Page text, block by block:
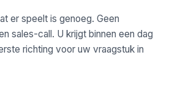
er speelt is genoeg. Geen
sales-call. U krijgt binnen een dag
richting voor uw vraagstuk in